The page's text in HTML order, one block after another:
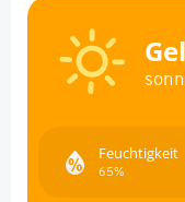
Feuchtigkeit
65%